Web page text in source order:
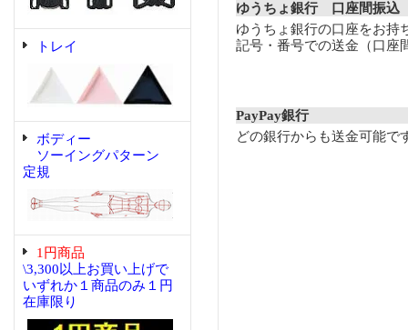
トレイ
ボディー
ソーイングパターン
定規
1円商品
\3,300以上お買い上げで
いずれか１商品のみ１円
在庫限り
ゆうちょ銀行 口座間振込
ゆうちょ銀行の口座をお持
記号・番号での送金（口座
PayPay銀行
どの銀行からも送金可能で